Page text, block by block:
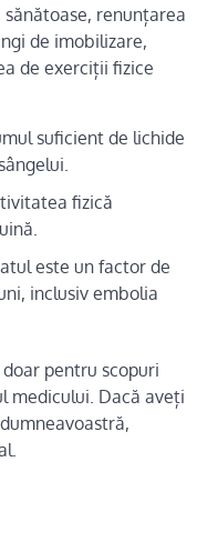
renunțarea
de imobilizare,
de exerciții fizice
suficient de lichide
fizică
este un factor de
inclusiv embolia
pentru scopuri
medicului. Dacă aveți